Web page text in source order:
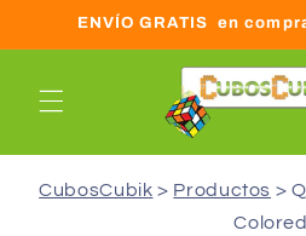
directamente
al contenido
ENVÍO GRATIS en
CubosCubik Productos
Colored